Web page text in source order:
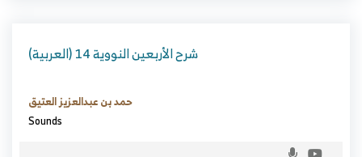
(العربية) شرح الأربعين النووية 14
حمد بن عبدالعزيز العتيق
Sounds